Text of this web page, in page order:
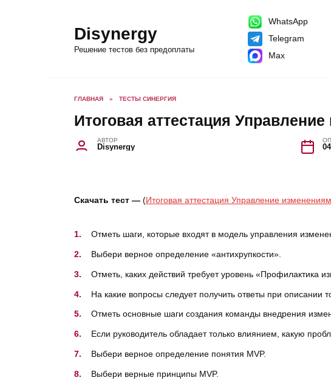
Disynergy
Решение тестов без предоплаты
WhatsApp
Telegram
Max
ГЛАВНАЯ » ТЕСТЫ СИНЕРГИЯ
Итоговая аттестация
АВТОР
Disynergy
Скачать тест — (Итоговая аттестация Управление
Отметь шаги, которые входят в модель управления
Выбери верное определение «антихрупкости».
Отметь, каких действий требует уровень «Профилактика
На какие вопросы следует получить ответы при описании
Отметь основные шаги создания команды внедрения
Если руководитель обладает только влиянием, какую
Выбери верное определение понятия MVP.
Выбери верные принципы MVP.